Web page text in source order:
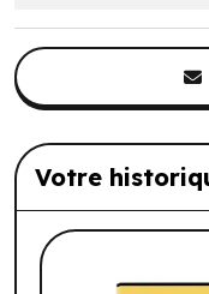
Votre
Liste de